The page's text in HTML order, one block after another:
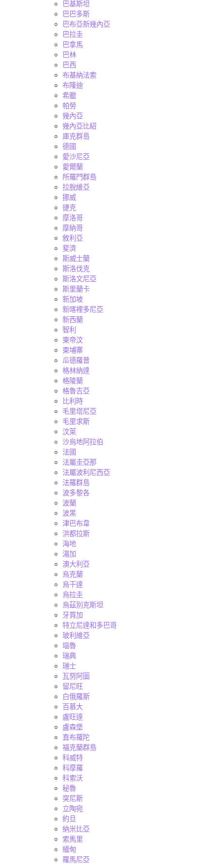
巴基斯坦
巴巴多斯
巴布亞新幾內亞
巴拉圭
巴拿馬
巴林
巴西
布基納法索
布隆迪
希臘
帕勞
幾內亞
幾內亞比紹
庫克群島
德國
愛沙尼亞
愛爾蘭
所羅門群島
拉脫維亞
挪威
捷克
摩洛哥
摩納哥
敘利亞
斐濟
斯威士蘭
斯洛伐克
斯洛文尼亞
斯里蘭卡
新加坡
新喀裡多尼亞
新西蘭
智利
東帝汶
柬埔寨
瓜德羅普
格林納達
格陵蘭
格魯吉亞
比利時
毛里塔尼亞
毛里求斯
汶萊
沙烏地阿拉伯
法國
法屬圭亞那
法屬波利尼西亞
法羅群島
波多黎各
波蘭
波黑
津巴布韋
洪都拉斯
海地
湯加
澳大利亞
烏克蘭
烏干達
烏拉圭
烏茲別克斯坦
牙買加
特立尼達和多巴哥
玻利維亞
瑙魯
瑞典
瑞士
瓦努阿圖
留尼旺
白俄羅斯
百慕大
盧旺達
盧森堡
直布羅陀
福克蘭群島
科威特
科摩羅
科索沃
秘魯
突尼斯
立陶宛
約旦
納米比亞
索馬里
緬甸
羅馬尼亞